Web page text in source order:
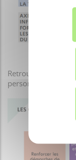
Retrouvez la page
personnes âgées :